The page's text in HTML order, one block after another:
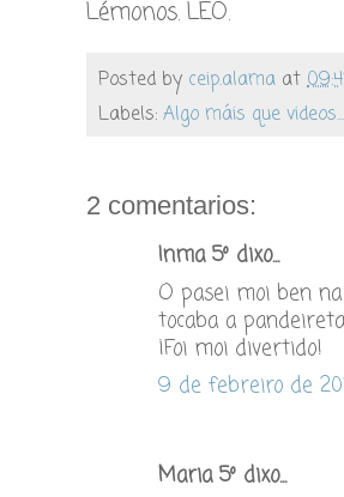
Lémonos. LEO.
Posted by ceip.alama at
Labels: Algo máis que videos...
2 comentarios:
Inma 5º dixo...
O pasei moi ben
tocaba a
¡Foi moi divertido!
9 de febreiro de
Maria 5º dixo...